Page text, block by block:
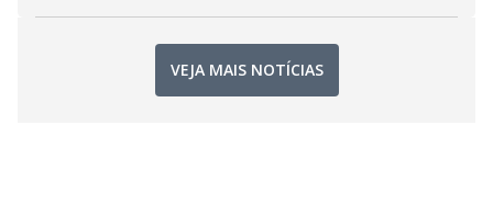
VEJA MAIS NOTÍCIAS